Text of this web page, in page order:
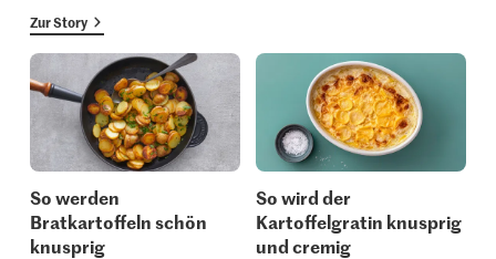
Zur Story
So werden
Bratkartoffeln schön
knusprig
So wird der
Kartoffelgratin knusprig
und cremig